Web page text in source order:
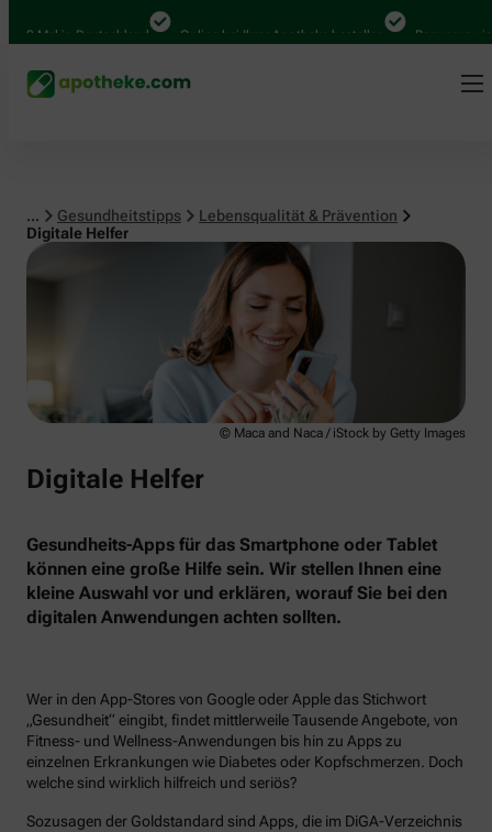
Mal in Deutschland Online bei Ihrer Apotheke bestellen Bequem
... Gesundheitstipps
Lebensqualität & Prävention
Digitale Helfer
Lebensqualität & Prävention
© Maca and Naca / iStock by Getty Images
Digitale Helfer
Gesundheits-Apps für das Smartphone oder Tablet
können eine große Hilfe sein. Wir stellen Ihnen eine
kleine Auswahl vor und erklären, worauf Sie bei den
digitalen Anwendungen achten sollten.
Wer in den App-Stores von Google oder Apple das Stichwort
„Gesundheit“ eingibt, findet mittlerweile Tausende Angebote, von
Fitness- und Wellness-Anwendungen bis hin zu Apps zu
einzelnen Erkrankungen wie Diabetes oder Kopfschmerzen. Doch
welche sind wirklich hilfreich und seriös?
Sozusagen der Goldstandard sind Apps, die im DiGA-Verzeichnis